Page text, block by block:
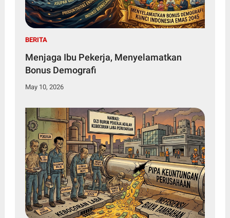
BERITA
Menjaga Ibu Pekerja, Menyelamatkan
Bonus Demografi
May 10, 2026